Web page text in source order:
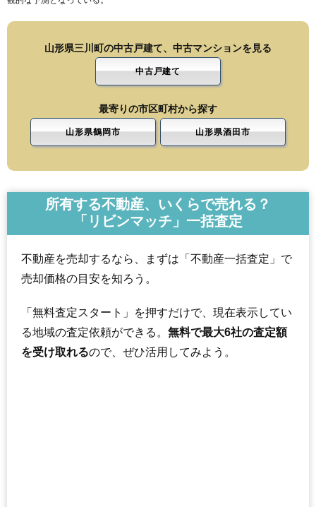
山形県三川町の中古戸建て、中古マンションを見る
中古戸建て
最寄りの市区町村から探す
山形県鶴岡市 山形県酒田市
所有する不動産、いくらで売れる？
「リビンマッチ」一括査定
不動産を売却するなら、まずは「不動産一括査定」で
売却価格の目安を知ろう。
「無料査定スタート」を押すだけで、現在表示してい
る地域の査定依頼ができる。 無料で最大6社の査定額
を受け取れるので、ぜひ活用してみよう。